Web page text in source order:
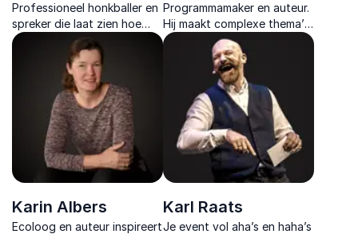
Professioneel honkballer en
spreker die laat zien hoe
beslissingen in 0,03
seconde worden genomen
en waarom teams vaak
vastlopen.
Programmamaker en auteur.
Hij maakt complexe thema’s
als kansenongelijkheid en
inclusie bespreekbaar met
energie, expertise en
persoonlijke verhalen.
Karin Albers
Ecoloog en auteur inspireert
Karl Raats
Je event vol aha’s en haha’s